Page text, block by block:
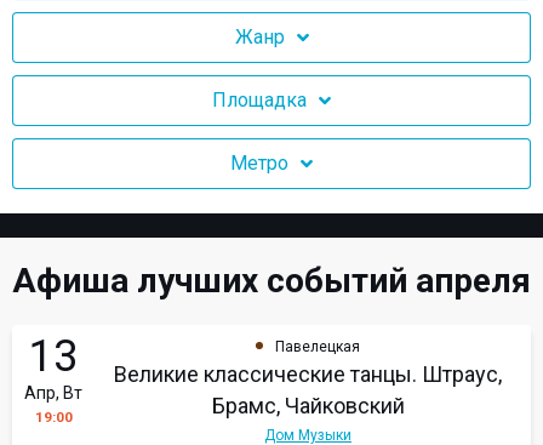
Жанр
Площадка
Метро
Афиша лучших событий апреля
13
Апр, Вт
19:00
Павелецкая
Великие классические танцы. Штраус,
Брамс, Чайковский
Дом Музыки